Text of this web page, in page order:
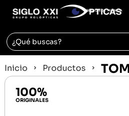
REGIÓN DE MURCIA
Inicio Productos
100%
ORIGINALES